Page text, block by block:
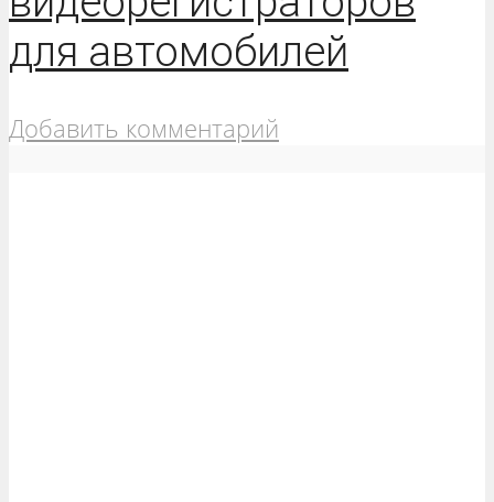
для автомобилей
Добавить комментарий